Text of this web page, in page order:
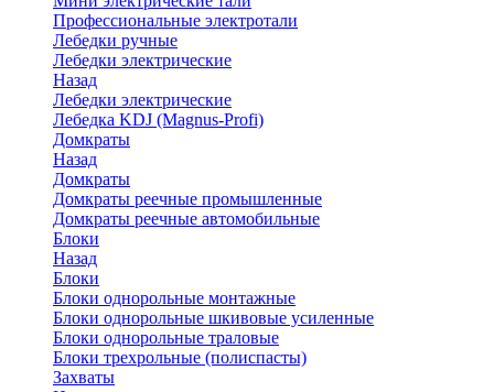
Профессиональные электротали
Лебедки ручные
Лебедки электрические
Назад
Лебедки электрические
Лебедка KDJ (Magnus-Profi)
Домкраты
Назад
Домкраты
Домкраты реечные промышленные
Домкраты реечные автомобильные
Блоки
Назад
Блоки
Блоки однорольные монтажные
Блоки однорольные шкивовые усиленные
Блоки однорольные траловые
Блоки трехрольные (полиспасты)
Захваты